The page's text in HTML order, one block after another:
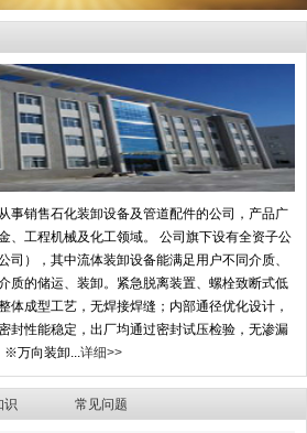
事销售石化装卸设备及管道配件的公司，产品广
、工程机械及化工领域。 公司旗下设有全资子公
司），其中流体装卸设备能满足用户不同介质、
质的储运、装卸。紧急脱离装置、螺栓致断式低
体成型工艺，无焊接焊缝；内部通径优化设计，
封性能稳定，出厂均通过密封试压检验，无渗漏
※万向装卸...详细>>
识 常见问题